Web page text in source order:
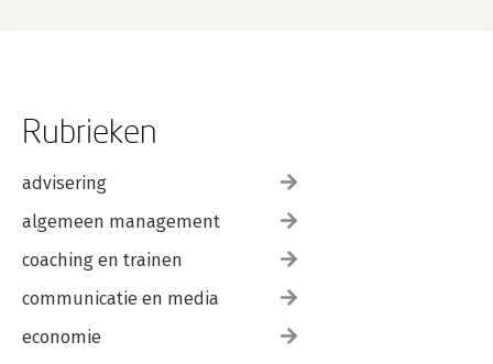
Rubrieken
advisering
algemeen management
coaching en trainen
communicatie en media
economie